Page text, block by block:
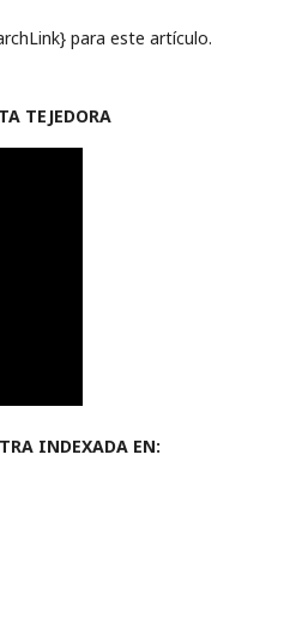
para este artículo.
TEJEDORA
INDEXADA EN: